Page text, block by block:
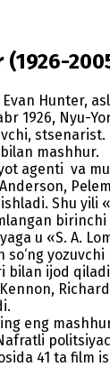
Evan Hunter,
1926, Nyu-
stsenarist.
mashhur.
agenti va
Shu yili
u «S. A.
so‘ng
bilan ijod
eng
41 ta film